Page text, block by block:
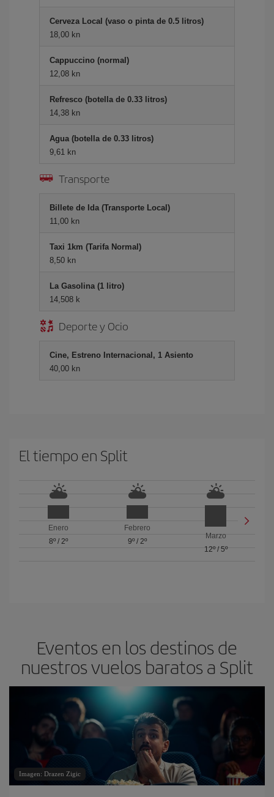
Cerveza Local (vaso o pinta de 0.5 litros)
18,00 kn
Cappuccino (normal)
12,08 kn
Refresco (botella de 0.33 litros)
14,38 kn
Agua (botella de 0.33 litros)
9,61 kn
Transporte
Billete de Ida (Transporte Local)
11,00 kn
Taxi 1km (Tarifa Normal)
8,50 kn
La Gasolina (1 litro)
14,508 k
Deporte y Ocio
Cine, Estreno Internacional, 1 Asiento
40,00 kn
El tiempo en Split
Enero
8º/ 2º
Febrero
9º/ 2º
Marzo
12º/ 5º
Eventos en los destinos de
nuestros vuelos baratos a Split
Imagen: Drazen Zigic